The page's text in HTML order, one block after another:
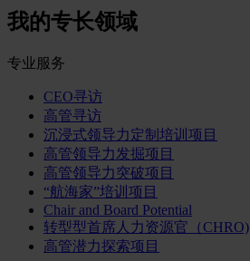
我的专长领域
专业服务
CEO寻访
高管寻访
沉浸式领导力定制培训项目
高管领导力发掘项目
高管领导力突破项目
“航海家”培训项目
Chair and Board Potential
转型型首席人力资源官（CHRO)
高管潜力探索项目